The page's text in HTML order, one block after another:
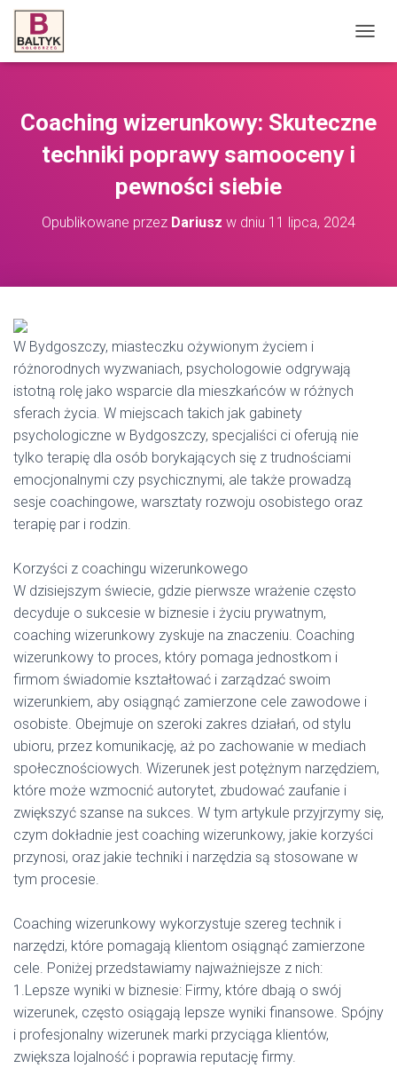
R
Ą
Coaching wizerunkowy: Skuteczne
techniki poprawy samooceny i
pewności siebie
Opublikowane przez Dariusz w dniu 11 lipca, 2024
W Bydgoszczy, miasteczku ożywionym życiem i
różnorodnych wyzwaniach, psychologowie odgrywają
istotną rolę jako wsparcie dla mieszkańców w różnych
sferach życia. W miejscach takich jak gabinety
psychologiczne w Bydgoszczy, specjaliści ci oferują nie
tylko terapię dla osób borykających się z trudnościami
emocjonalnymi czy psychicznymi, ale także prowadzą
sesje coachingowe, warsztaty rozwoju osobistego oraz
terapię par i rodzin.
Korzyści z coachingu wizerunkowego
W dzisiejszym świecie, gdzie pierwsze wrażenie często
decyduje o sukcesie w biznesie i życiu prywatnym,
coaching wizerunkowy zyskuje na znaczeniu. Coaching
wizerunkowy to proces, który pomaga jednostkom i
firmom świadomie kształtować i zarządzać swoim
wizerunkiem, aby osiągnąć zamierzone cele zawodowe i
osobiste. Obejmuje on szeroki zakres działań, od stylu
ubioru, przez komunikację, aż po zachowanie w mediach
społecznościowych. Wizerunek jest potężnym narzędziem,
które może wzmocnić autorytet, zbudować zaufanie i
zwiększyć szanse na sukces. W tym artykule przyjrzymy się,
czym dokładnie jest coaching wizerunkowy, jakie korzyści
przynosi, oraz jakie techniki i narzędzia są stosowane w
tym procesie.
Coaching wizerunkowy wykorzystuje szereg technik i
narzędzi, które pomagają klientom osiągnąć zamierzone
cele. Poniżej przedstawiamy najważniejsze z nich:
1.Lepsze wyniki w biznesie: Firmy, które dbają o swój
wizerunek, często osiągają lepsze wyniki finansowe. Spójny
i profesjonalny wizerunek marki przyciąga klientów,
zwiększa lojalność i poprawia reputację firmy.